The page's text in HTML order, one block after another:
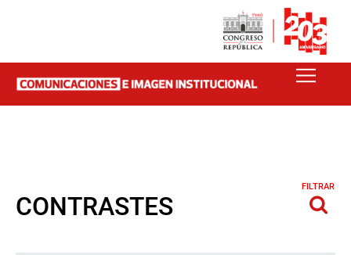
CONTRASTES
FILTRAR